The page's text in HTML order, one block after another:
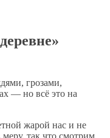
грозами,
— но всё это на
жарой нас и не
так что смотрим